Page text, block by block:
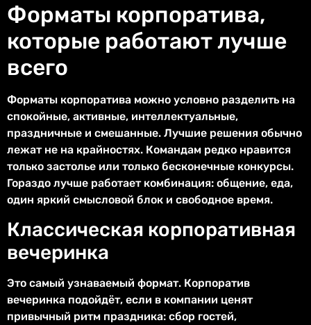
Форматы корпоратива,
которые работают лучше
всего
Форматы корпоратива можно условно разделить на
спокойные, активные, интеллектуальные,
праздничные и смешанные. Лучшие решения обычно
лежат не на крайностях. Командам редко нравится
только застолье или только бесконечные конкурсы.
Гораздо лучше работает комбинация: общение, еда,
один яркий смысловой блок и свободное время.
Классическая корпоративная
вечеринка
Это самый узнаваемый формат. Корпоратив
вечеринка подойдёт, если в компании ценят
привычный ритм праздника: сбор гостей,